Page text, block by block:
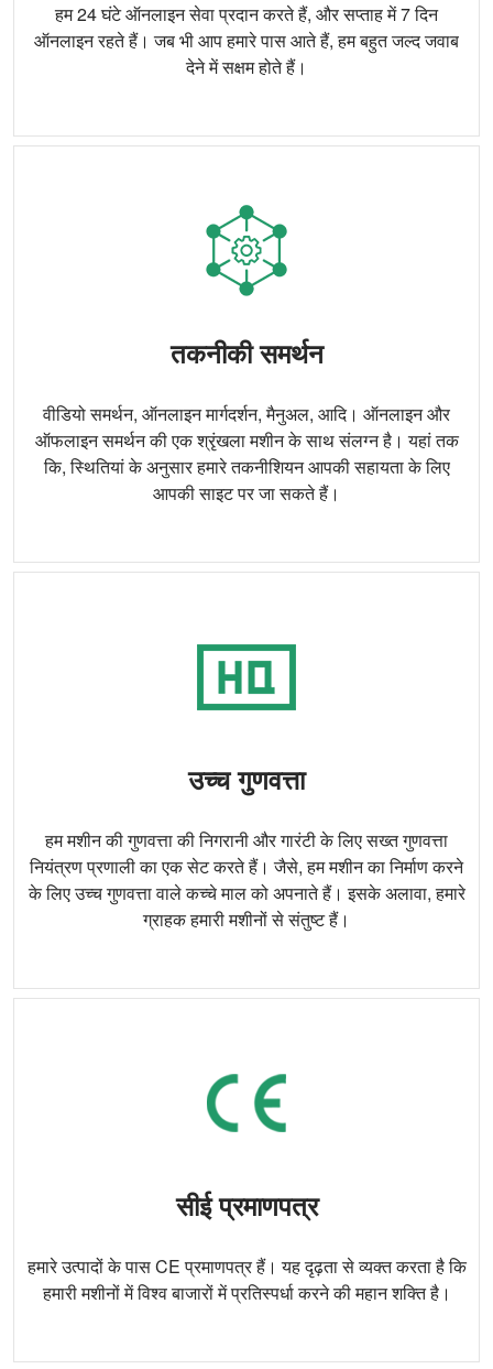
हम 24 घंटे ऑनलाइन सेवा प्रदान करते हैं, और सप्ताह में 7 दिन
ऑनलाइन रहते हैं। जब भी आप हमारे पास आते हैं, हम बहुत जल्द जवाब
देने में सक्षम होते हैं।
तकनीकी समर्थन
वीडियो समर्थन, ऑनलाइन मार्गदर्शन, मैनुअल, आदि। ऑनलाइन और
ऑफलाइन समर्थन की एक श्रृंखला मशीन के साथ संलग्न है। यहां तक
कि, स्थितियां के अनुसार हमारे तकनीशियन आपकी सहायता के लिए
आपकी साइट पर जा सकते हैं।
उच्च गुणवत्ता
हम मशीन की गुणवत्ता की निगरानी और गारंटी के लिए सख्त गुणवत्ता
नियंत्रण प्रणाली का एक सेट करते हैं। जैसे, हम मशीन का निर्माण करने
के लिए उच्च गुणवत्ता वाले कच्चे माल को अपनाते हैं। इसके अलावा, हमारे
ग्राहक हमारी मशीनों से संतुष्ट हैं।
सीई प्रमाणपत्र
हमारे उत्पादों के पास CE प्रमाणपत्र हैं। यह दृढ़ता से व्यक्त करता है कि
हमारी मशीनों में विश्व बाजारों में प्रतिस्पर्धा करने की महान शक्ति है।